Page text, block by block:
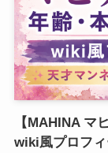
【MAHINA マ
wiki風プロフ